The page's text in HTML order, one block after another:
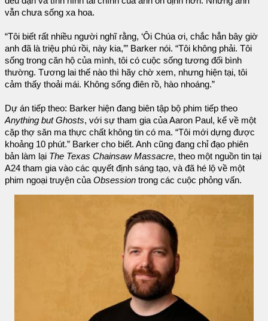
vẫn chưa sống xa hoa.
“Tôi biết rất nhiều người nghĩ rằng, ‘Ôi Chúa ơi, chắc hẳn bây giờ
anh đã là triệu phú rồi, này kia,’” Barker nói. “Tôi không phải. Tôi
sống trong căn hộ của mình, tôi có cuộc sống tương đối bình
thường. Tương lai thế nào thì hãy chờ xem, nhưng hiện tại, tôi
cảm thấy thoải mái. Không sống điên rồ, hào nhoáng.”
Dự án tiếp theo: Barker hiện đang biên tập bộ phim tiếp theo
Anything but Ghosts, với sự tham gia của Aaron Paul, kể về một
cặp thợ săn ma thực chất không tin có ma. “Tôi mới dựng được
khoảng 10 phút.” Barker cho biết. Anh cũng đang chỉ đạo phiên
bản làm lại The Texas Chainsaw Massacre, theo một nguồn tin tại
A24 tham gia vào các quyết định sáng tạo, và đã hé lộ về một
phim ngoại truyện của Obsession trong các cuộc phỏng vấn.